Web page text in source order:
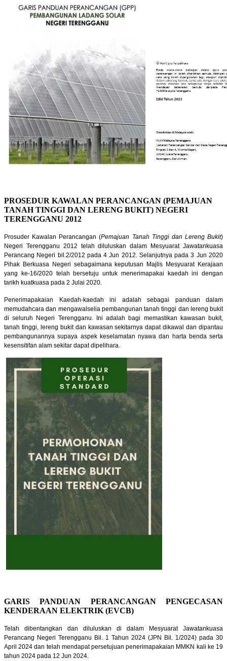
PROSEDUR KAWALAN PERANCANGAN (PEMAJUAN
TANAH TINGGI DAN LERENG BUKIT) NEGERI
TERENGGANU 2012
Prosuder Kawalan Perancangan (Pemajuan Tanah Tinggi dan Lereng Bukit)
Negeri Terengganu 2012 telah diluluskan dalam Mesyuarat Jawatankuasa
Perancang Negeri bil.2/2012 pada 4 Jun 2012. Selanjutnya pada 3 Jun 2020
Pihak Berkuasa Negeri sebagaimana keputusan Majlis Mesyuarat Kerajaan
yang ke-16/2020 telah bersetuju untuk menerimapakai kaedah ini dengan
tarikh kuatkuasa pada 2 Julai 2020.
Penerimapakaian Kaedah-kaedah ini adalah sebagai panduan dalam
memudahcara dan mengawalselia pembangunan tanah tinggi dan lereng bukit
di seluruh Negeri Terengganu. Ini adalah bagi memastikan kawasan bukit,
tanah tinggi, lereng bukit dan kawasan sekitarnya dapat dikawal dan dipantau
pembangunannya supaya aspek keselamatan nyawa dan harta benda serta
kesensitifan alam sekitar dapat dipelihara.
GARIS PANDUAN PERANCANGAN PENGECASAN
KENDERAAN ELEKTRIK (EVCB)
Telah dibentangkan dan diluluskan di dalam Mesyuarat Jawatankuasa
Perancang Negeri Terengganu Bil. 1 Tahun 2024 (JPN Bil. 1/2024) pada 30
April 2024 dan telah mendapat persetujuan penerimapakaian MMKN kali ke 19
tahun 2024 pada 12 Jun 2024.